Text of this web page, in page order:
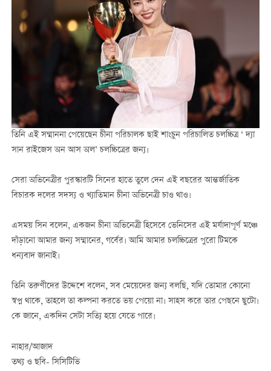
তিনি এই সম্মাননা পেয়েছেন চীনা পরিচালক ছাই শাংচুন পরিচালিত চলচ্চিত্র ‘ দ্যা
সান রাইজেস অন আস অল’ চলচ্চিত্রের জন্য।
সেরা অভিনেত্রীর পুরস্কারটি সিনের হাতে তুলে দেন এই বছরের আন্তর্জাতিক
বিচারক দলের সদস্য ও খ্যাতিমান চীনা অভিনেত্রী চাও থাও।
এসময় সিন বলেন, একজন চীনা অভিনেত্রী হিসেবে ভেনিসের এই মর্যাদাপূর্ণ মঞ্চে
দাঁড়ানো আমার জন্য সম্মানের, গর্বের। আমি আমার চলচ্চিত্রের পুরো টিমকে
ধন্যবাদ জানাই।
তিনি তরুণীদের উদ্দেশে বলেন, সব মেয়েদের জন্য বলছি, যদি তোমার কোনো
স্বপ্ন থাকে, তাহলে তা কল্পনা করতে ভয় পেয়ো না। সাহস করে তার পেছনে ছুটো।
কে জানে, একদিন সেটা সত্যি হয়ে যেতে পারে।
নাহার/আজাদ
তথ্য ও ছবি- সিসিটিভি